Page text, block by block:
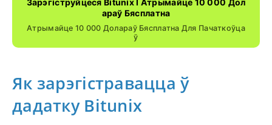
Араў Бясплатна
Атрымайце 10 000 Долараў Бясплатна Для Пачаткоўца
Ў
Як зарэгістравацца ў
дадатку Bitunix